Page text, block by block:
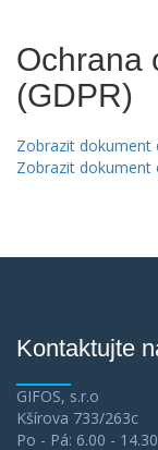
Ochrana
(GDPR)
Zobrazit dokument
Zobrazit dokument
Kontaktujte
GIFOS, s.r.o
Kšírova 733/263c
Po - Pá: 6.00 - 14.30